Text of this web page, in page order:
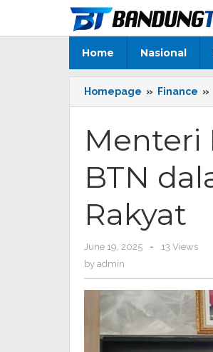
content
Home Nasional
Homepage » Finance »
Menteri
BTN
Rakyat
June 19, 2025
by
-
13 Views
by admin